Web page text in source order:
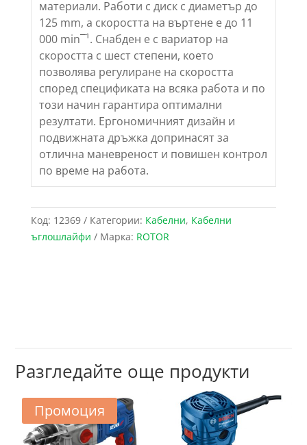
материали. Работи с диск с диаметър до
125 mm, а скоростта на въртене е до 11
000 min¯¹. Снабден e с вариатор на
скоростта с шест степени, което
позволява регулиране на скоростта
според спецификата на всяка работа и по
този начин гарантира оптимални
резултати. Ергономичният дизайн и
подвижната дръжка допринасят за
отлична маневреност и повишен контрол
по време на работа.
Код: 12369 Категории: Кабелни, Кабелни
ъглошлайфи
Марка: ROTOR
Разгледайте още продукти
Промоция